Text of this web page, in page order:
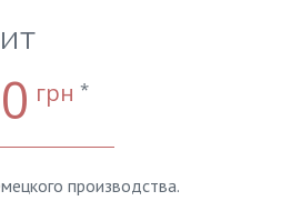
грн *
производства.